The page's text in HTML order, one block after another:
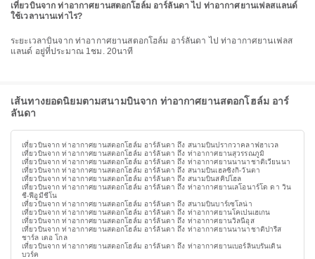
เที่ยวบินจาก ท่าอากาศยานสตอกโฮล์ม อาร์ลันดา ไป ท่าอากาศยานเฟลสแลนด์
ใช้เวลานานเท่าไร?
ระยะเวลาบินจาก ท่าอากาศยานสตอกโฮล์ม อาร์ลันดา ไป ท่าอากาศยานเฟลส
แลนด์ อยู่ที่ประมาณ 1ชม. 20นาที
เส้นทางยอดนิยมตามสนามบินจาก ท่าอากาศยานสตอกโฮล์ม อาร์
ลันดา
เที่ยวบินจาก ท่าอากาศยานสตอกโฮล์ม อาร์ลันดา ถึง สนามบินปรากวาคลาฟฮาเวล
เที่ยวบินจาก ท่าอากาศยานสตอกโฮล์ม อาร์ลันดา ถึง ท่าอากาศยานสุวรรณภูมิ
เที่ยวบินจาก ท่าอากาศยานสตอกโฮล์ม อาร์ลันดา ถึง ท่าอากาศยานนานาชาติเวียนนา
เที่ยวบินจาก ท่าอากาศยานสตอกโฮล์ม อาร์ลันดา ถึง สนามบินเฮลซิงกิ-วันตา
เที่ยวบินจาก ท่าอากาศยานสตอกโฮล์ม อาร์ลันดา ถึง สนามบินสคิปโฮล
เที่ยวบินจาก ท่าอากาศยานสตอกโฮล์ม อาร์ลันดา ถึง ท่าอากาศยานเลโอนาร์โด ดา วิน
ชี-ฟีอูมีชีโน
เที่ยวบินจาก ท่าอากาศยานสตอกโฮล์ม อาร์ลันดา ถึง สนามบินบาร์เซโลน่า
เที่ยวบินจาก ท่าอากาศยานสตอกโฮล์ม อาร์ลันดา ถึง ท่าอากาศยานโคเปนเฮเกน
เที่ยวบินจาก ท่าอากาศยานสตอกโฮล์ม อาร์ลันดา ถึง ท่าอากาศยานวิลนีอุส
เที่ยวบินจาก ท่าอากาศยานสตอกโฮล์ม อาร์ลันดา ถึง ท่าอากาศยานนานาชาติปารีส
ชาร์ล เดอ โกล
เที่ยวบินจาก ท่าอากาศยานสตอกโฮล์ม อาร์ลันดา ถึง ท่าอากาศยานเบอร์ลินบรันเดิน
บวร์ค